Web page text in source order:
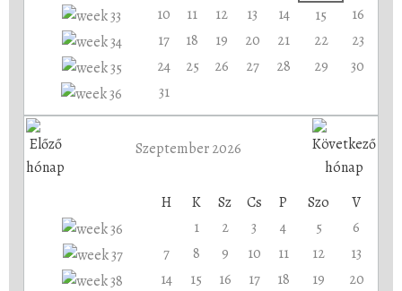
10
11 12 13 14 15
16
17
18 19 20 21 22
23
24
25 26 27 28 29
30
31
Szeptember 2026
H K Sz Cs P Szo
V
1
2 3 4 5
6
7
8 9 10 11 12
13
14
15 16 17 18 19
20